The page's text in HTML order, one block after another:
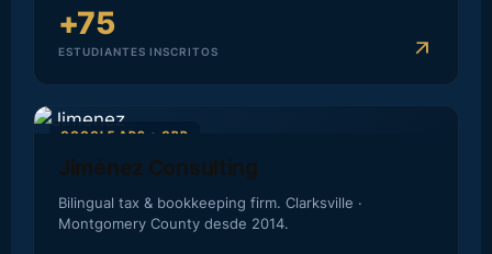
+75
ESTUDIANTES INSCRITOS arrow_outward
GOOGLE ADS + GBP
Jiménez Consulting
Bilingual tax & bookkeeping firm. Clarksville ·
Montgomery County desde 2014.